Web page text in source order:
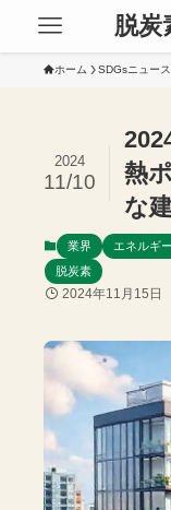
脱炭
ホーム SDGsニュー
熱
な
2024
11/10
業界 エネルギ
脱炭素
2024年11月15日